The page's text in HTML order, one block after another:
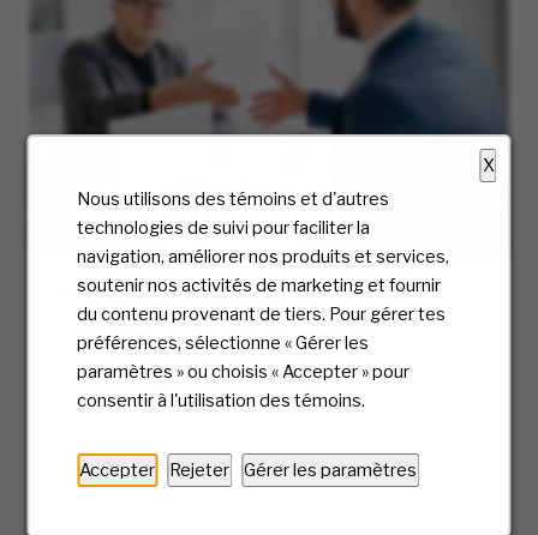
X
Nous utilisons des témoins et d'autres
technologies de suivi pour faciliter la
navigation, améliorer nos produits et services,
soutenir nos activités de marketing et fournir
du contenu provenant de tiers. Pour gérer tes
préférences, sélectionne « Gérer les
paramètres » ou choisis « Accepter » pour
consentir à l'utilisation des témoins.
Accepter Rejeter Gérer les paramètres
Processus d’embauche
Chez McKesson, nous accordons une grande
importance à l’expérience des candidats et
nous vous accompagnerons à chaque étape.
guiderons tout au long de notre processus
d’embauche.